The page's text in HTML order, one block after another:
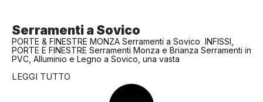
Serramenti a Sovico
PORTE & FINESTRE MONZA Serramenti a Sovico INFISSI,
PORTE E FINESTRE Serramenti Monza e Brianza Serramenti in
PVC, Alluminio e Legno a Sovico, una vasta
LEGGI TUTTO